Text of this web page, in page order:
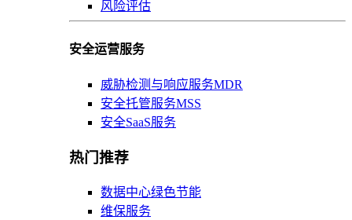
风险评估
安全运营服务
威胁检测与响应服务MDR
安全托管服务MSS
安全SaaS服务
热门推荐
数据中心绿色节能
维保服务